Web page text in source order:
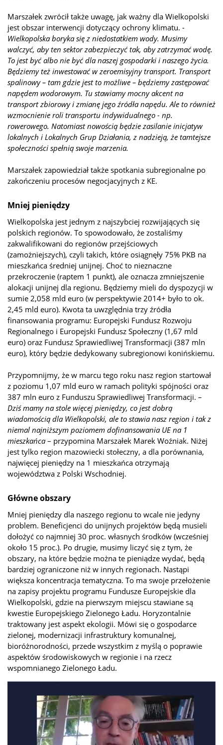
Marszałek zwrócił także uwagę, jak ważny dla Wielkopolski
jest obszar interwencji dotyczący ochrony klimatu. -
Wielkopolska boryka się z niedostatkiem wody. Musimy
walczyć, aby ten sektor zabezpieczyć tak, aby zatrzymać wodę.
To jest być albo nie być dla naszej gospodarki i naszego życia.
Będziemy też inwestować w zeroemisyjny transport. Transport
spalinowy – tam gdzie jest to możliwe – będziemy zastępować
napędem wodorowym. Tu stawiamy mocny akcent na
transport zbiorowy i zmianę jego źródła napędu. Ale to również
wzmocnienie roli transportu indywidualnego - np.
rowerowego. Natomiast nowością będzie zasilanie inicjatyw
lokalnych i Lokalnych Grup Działania, z nadzieją, że tamtejsze
społeczności spełnią swoje marzenia.
Marszałek zapowiedział także spotkania subregionalne po
zakończeniu procesów negocjacyjnych z KE.
Mniej pieniędzy
Wielkopolska jest jednym z najszybciej rozwijających się
polskich regionów. To spowodowało, że zostaliśmy
zakwalifikowani do regionów przejściowych
(zamożniejszych), czyli takich, które osiągnęły 75% PKB na
mieszkańca średniej unijnej. Choć to nieznaczne
przekroczenie (raptem 1 punkt), ale oznacza zmniejszenie
alokacji unijnej dla regionu. Będziemy mieli do dyspozycji w
sumie 2,058 mld euro (w perspektywie 2014+ było to ok.
2,45 mld euro). Kwota ta uwzględnia trzy źródła
finansowania programu: Europejski Fundusz Rozwoju
Regionalnego i Europejski Fundusz Społeczny (1,67 mld
euro) oraz Fundusz Sprawiedliwej Transformacji (387 mln
euro), który będzie dedykowany subregionowi konińskiemu.
Przypomnijmy, że w marcu tego roku nasz region startował
z poziomu 1,07 mld euro w ramach polityki spójności oraz
387 mln euro z Funduszu Sprawiedliwej Transformacji. –
Dziś mamy na stole więcej pieniędzy, co jest dobrą
wiadomością dla Wielkopolski, ale to stawia nasz region i tak z
niemal najniższym poziomem dofinansowania UE na 1
mieszkańca– przypomina Marszałek Marek Woźniak. Niżej
jest tylko region mazowiecki stołeczny, a dla porównania,
najwięcej pieniędzy na 1 mieszkańca otrzymają
województwa z Polski Wschodniej.
Główne obszary
Mniej pieniędzy dla naszego regionu to wcale nie jedyny
problem. Beneficjenci do unijnych projektów będą musieli
dołożyć co najmniej 30 proc. własnych środków (wcześniej
około 15 proc.). Po drugie, musimy liczyć się z tym, że
obszary, na które będzie można te pieniądze wydać, będą
bardziej ograniczone niż w innych regionach. Nastąpi
większa koncentracja tematyczna. To ma swoje przełożenie
na zapisy projektu programu Fundusze Europejskie dla
Wielkopolski, gdzie na pierwszym miejscu stawiane są
kwestie Europejskiego Zielonego Ładu. Horyzontalnie
traktowany jest aspekt ekologii. Mówi się o gospodarce
zielonej, modernizacji infrastruktury komunalnej,
bioróżnorodności, przede wszystkim z myślą o poprawie
aspektów środowiskowych w regionie i na rzecz
wspomnianego Zielonego Ładu.